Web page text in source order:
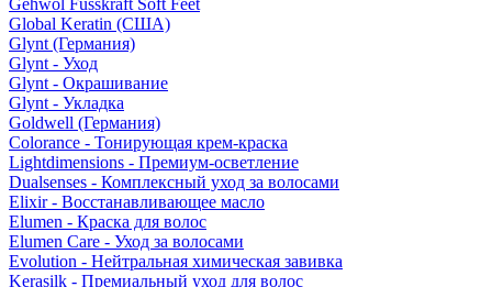
Gehwol Fusskraft Soft Feet
Global Keratin (США)
Glynt (Германия)
Glynt - Уход
Glynt - Окрашивание
Glynt - Укладка
Goldwell (Германия)
Colorance - Тонирующая крем-краска
Lightdimensions - Премиум-осветление
Dualsenses - Комплексный уход за волосами
Elixir - Восстанавливающее масло
Elumen - Краска для волос
Elumen Care - Уход за волосами
Evolution - Нейтральная химическая завивка
Kerasilk - Премиальный уход для волос